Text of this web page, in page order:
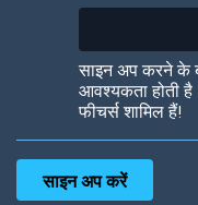
साइन अप करने के
आवश्यकता होती
फीचर्स शामिल हैं!